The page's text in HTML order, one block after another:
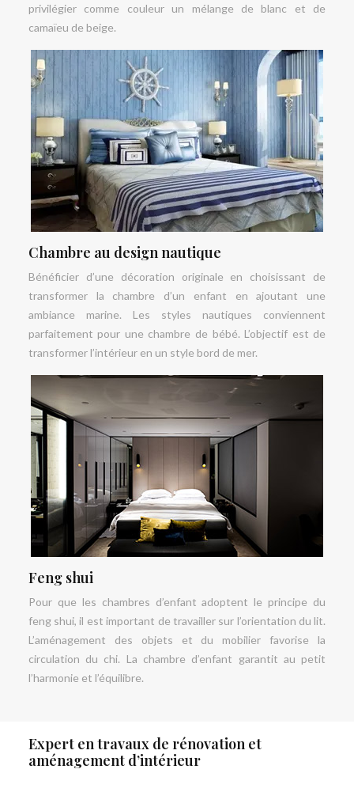
privilégier comme couleur un mélange de blanc et de
camaïeu de beige.
Chambre au design nautique
Bénéficier d’une décoration originale en choisissant de
transformer la chambre d’un enfant en ajoutant une
ambiance marine. Les styles nautiques conviennent
parfaitement pour une chambre de bébé. L’objectif est de
transformer l’intérieur en un style bord de mer.
Feng shui
Pour que les chambres d’enfant adoptent le principe du
feng shui, il est important de travailler sur l’orientation du lit.
L’aménagement des objets et du mobilier favorise la
circulation du chi. La chambre d’enfant garantit au petit
l’harmonie et l’équilibre.
Expert en travaux de rénovation et
aménagement d’intérieur